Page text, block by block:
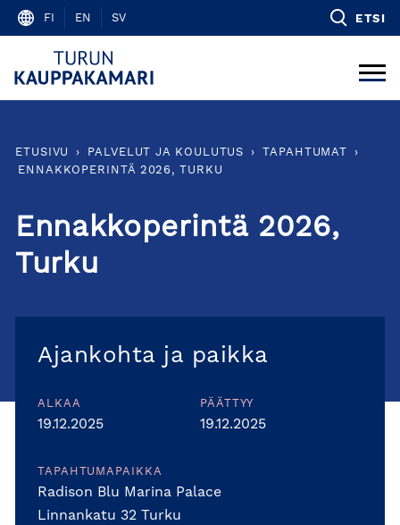
Skip
content
FI EN SV ETSI
ETUSIVU › PALVELUT JA KOULUTUS › TAPAHTUMAT
›
ENNAKKOPERINTÄ 2026, TURKU
Ennakkoperintä 2026,
Turku
Ajankohta ja paikka
ALKAA
19.12.2025
PÄÄTTYY
19.12.2025
TAPAHTUMAPAIKKA
Radison Blu Marina Palace
Linnankatu 32 Turku